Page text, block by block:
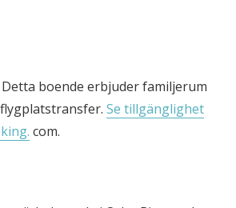
Detta boende erbjuder familjerum
Se tillgänglighet
com.